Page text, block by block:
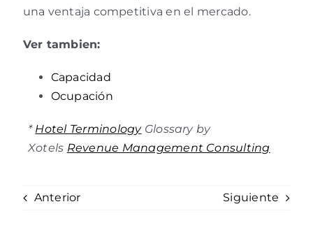
una ventaja competitiva en el mercado.
Ver tambien:
Capacidad
Ocupación
* Hotel TerminologyGlossary by
Xotels Revenue Management Consulting
Anterior Siguiente